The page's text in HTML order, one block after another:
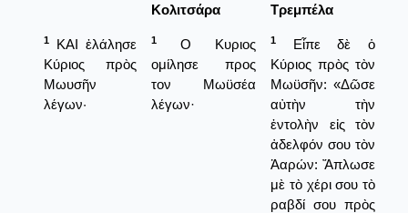
Κολιτσάρα
Τρεμπέλα
1
ΚΑΙ ἐλάλησε
Κύριος πρὸς
Μωυσῆν
λέγων·
1
Ο Κυριος
ομίλησε προς
τον Μωϋσέα
λέγων·
1
Εἶπε δὲ ὁ
Κύριος πρὸς τὸν
Μωϋσῆν: «Δῶσε
αὐτὴν τὴν
ἐντολὴν εἰς τὸν
ἀδελφόν σου τὸν
Ἀαρών: Ἄπλωσε
μὲ τὸ χέρι σου τὸ
ραβδί σου πρὸς